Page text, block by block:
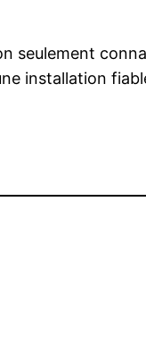
seulement
installation